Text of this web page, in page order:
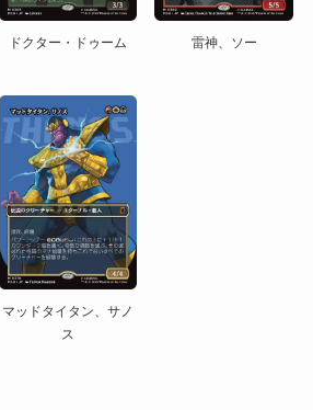
ドクター・ドゥーム 雷神、ソー
マッドタイタン、サノ
ス